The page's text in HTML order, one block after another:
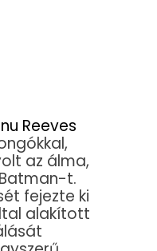
Reeves
az álma,
t.
fejezte ki
alakított